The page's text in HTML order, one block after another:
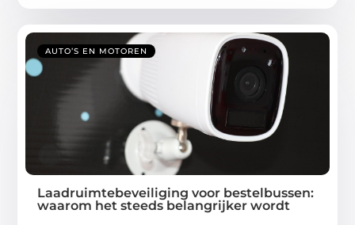
AUTO’S EN MOTOREN
Laadruimtebeveiliging voor bestelbussen:
waarom het steeds belangrijker wordt